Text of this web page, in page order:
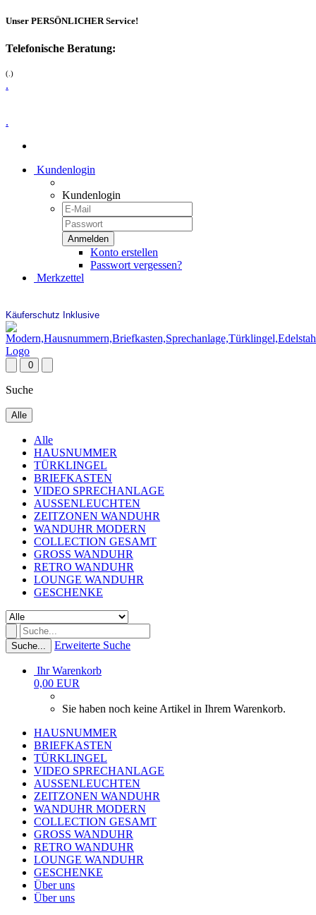
Unser PERSÖNLICHER Service!
Telefonische Beratung:
(.)
.
.
Kundenlogin
Kundenlogin
Konto erstellen
Passwort vergessen?
Merkzettel
Käuferschutz Inklusive
0
Suche
Alle
Alle
HAUSNUMMER
TÜRKLINGEL
BRIEFKASTEN
VIDEO SPRECHANLAGE
AUSSENLEUCHTEN
ZEITZONEN WANDUHR
WANDUHR MODERN
COLLECTION GESAMT
GROSS WANDUHR
RETRO WANDUHR
LOUNGE WANDUHR
GESCHENKE
Suche... Erweiterte Suche
Ihr Warenkorb
0,00 EUR
Sie haben noch keine Artikel in Ihrem Warenkorb.
HAUSNUMMER
BRIEFKASTEN
TÜRKLINGEL
VIDEO SPRECHANLAGE
AUSSENLEUCHTEN
ZEITZONEN WANDUHR
WANDUHR MODERN
COLLECTION GESAMT
GROSS WANDUHR
RETRO WANDUHR
LOUNGE WANDUHR
GESCHENKE
Über uns
Über uns